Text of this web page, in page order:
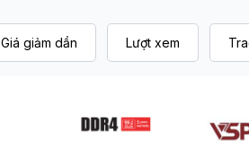
Giá giảm dần Lượt xem